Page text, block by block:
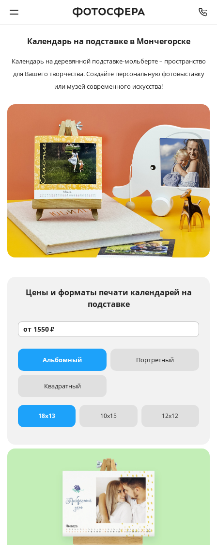
Фотокниги
Интерьерная печать
Фотоподарки
Багетная мастерская
Полиграфия
Услуги и сервис
Магазин
Календарь на подставке в Мончегорске
Календарь на деревянной подставке-мольберте – пространство
для Вашего творчества. Создайте персональную фотовыставку
или музей современного искусства!
Цены и форматы печати календарей на
подставке
от 1550₽
Альбомный Портретный
Квадратный
18x13 10x15 12x12